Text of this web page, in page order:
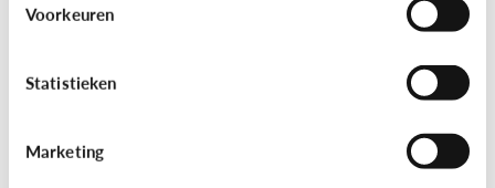
Voorkeuren
Statistieken
Marketing